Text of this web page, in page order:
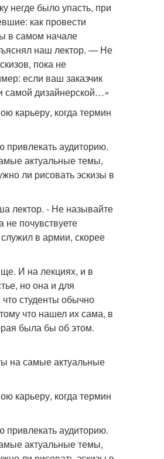
негде было упасть, при
как провести
в самом начале
наш лектор. — Не
пока не
если ваш заказчик
самой дизайнерской…»
карьеру, когда термин
аудиторию.
актуальные темы,
ли рисовать эскизы в
лектор. - Не называйте
не почувствуете
в армии, скорее
И на лекциях, и в
но она и для
студенты обычно
что нашел их сама, в
была бы об этом.
на самые актуальные
карьеру, когда термин
аудиторию.
актуальные темы,